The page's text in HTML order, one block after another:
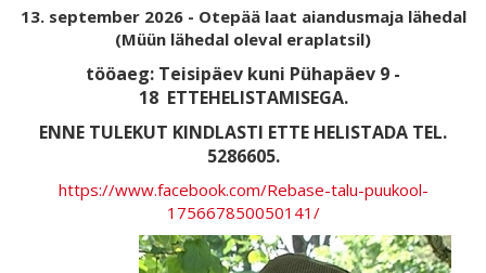
13. september 2026 - Otepää laat aiandusmaja lähedal
(Müün lähedal oleval eraplatsil)
tööaeg: Teisipäev kuni Pühapäev 9 -
18 ETTEHELISTAMISEGA.
ENNE TULEKUT KINDLASTI ETTE HELISTADA TEL.
5286605.
https://www.facebook.com/Rebase-talu-puukool-
175667850050141/